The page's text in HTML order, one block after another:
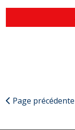
Page précédente